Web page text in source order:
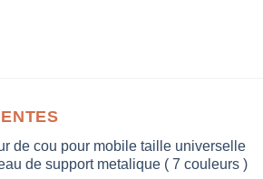
de cou pour mobile taille universelle
de support metalique ( 7 couleurs )